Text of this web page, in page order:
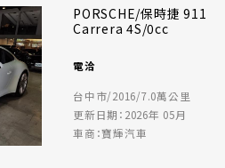
PORSCHE/保時捷 911
Carrera 4S/0cc
電洽
台中市/2016/7.0萬公里
更新日期：2026年 05月
車商：寶輝汽車